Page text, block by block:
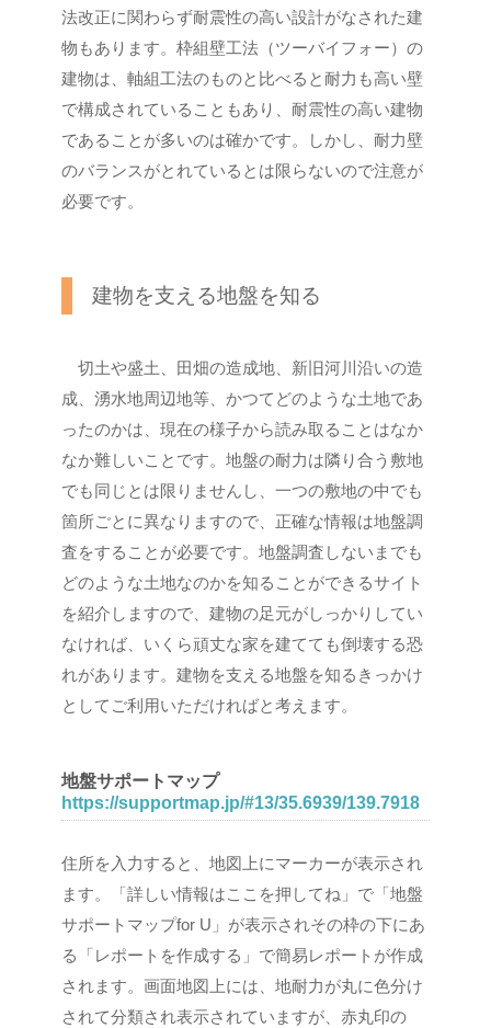
法改正に関わらず耐震性の高い設計がなされた建
物もあります。枠組壁工法（ツーバイフォー）の
建物は、軸組工法のものと比べると耐力も高い壁
で構成されていることもあり、耐震性の高い建物
であることが多いのは確かです。しかし、耐力壁
のバランスがとれているとは限らないので注意が
必要です。
建物を支える地盤を知る
切土や盛土、田畑の造成地、新旧河川沿いの造
成、湧水地周辺地等、かつてどのような土地であ
ったのかは、現在の様子から読み取ることはなか
なか難しいことです。地盤の耐力は隣り合う敷地
でも同じとは限りませんし、一つの敷地の中でも
箇所ごとに異なりますので、正確な情報は地盤調
査をすることが必要です。地盤調査しないまでも
どのような土地なのかを知ることができるサイト
を紹介しますので、建物の足元がしっかりしてい
なければ、いくら頑丈な家を建てても倒壊する恐
れがあります。建物を支える地盤を知るきっかけ
としてご利用いただければと考えます。
地盤サポートマップ
https://supportmap.jp/#13/35.6939/139.7918
住所を入力すると、地図上にマーカーが表示され
ます。「詳しい情報はここを押してね」で「地盤
サポートマップfor U」が表示されその枠の下にあ
る「レポートを作成する」で簡易レポートが作成
されます。画面地図上には、地耐力が丸に色分け
されて分類され表示されていますが、赤丸印の